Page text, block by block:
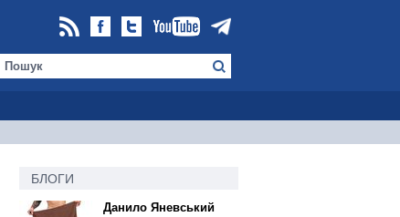
БЛОГИ
Данило Яневський